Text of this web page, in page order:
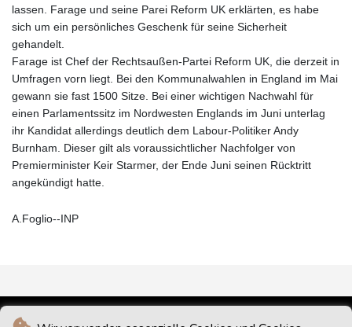
lassen. Farage und seine Parei Reform UK erklärten, es habe
sich um ein persönliches Geschenk für seine Sicherheit
gehandelt.
Farage ist Chef der Rechtsaußen-Partei Reform UK, die derzeit in
Umfragen vorn liegt. Bei den Kommunalwahlen in England im Mai
gewann sie fast 1500 Sitze. Bei einer wichtigen Nachwahl für
einen Parlamentssitz im Nordwesten Englands im Juni unterlag
ihr Kandidat allerdings deutlich dem Labour-Politiker Andy
Burnham. Dieser gilt als voraussichtlicher Nachfolger von
Premierminister Keir Starmer, der Ende Juni seinen Rücktritt
angekündigt hatte.
A.Foglio--INP